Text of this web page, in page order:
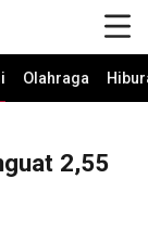
Olahraga
2,55